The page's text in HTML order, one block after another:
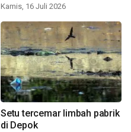
Kamis, 16 Juli 2026
Setu tercemar limbah pabrik
di Depok